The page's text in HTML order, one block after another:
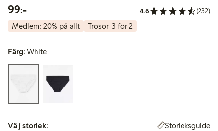
99:-99,00 kr 4.6 (232)
Medlem: 20% på allt Trosor, 3 för 2
Färg:White
Välj storlek:
Välj storlek: Storleksguide